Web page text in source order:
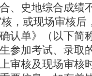
、史地综合成绩
，或现场审核后
认单》（以下简
参加考试、录取
审核及现场审核